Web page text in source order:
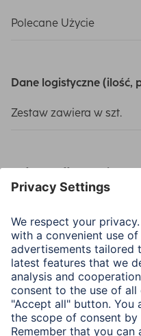
Polecane Użycie
Dane logistyczne (ilość,
Zestaw zawiera w szt.
H-Statement